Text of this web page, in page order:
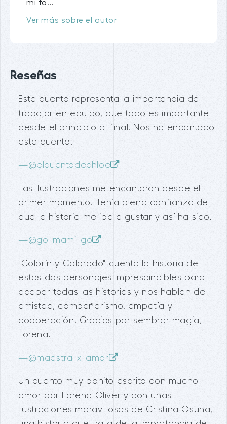
mi fo...
Ver más sobre el autor
Reseñas
Este cuento representa la importancia de
trabajar en equipo, que todo es importante
desde el principio al final. Nos ha encantado
este cuento.
—@elcuentodechloe
Las ilustraciones me encantaron desde el
primer momento. Tenía plena confianza de
que la historia me iba a gustar y así ha sido.
—@go_mami_go
"Colorín y Colorado" cuenta la historia de
estos dos personajes imprescindibles para
acabar todas las historias y nos hablan de
amistad, compañerismo, empatía y
cooperación. Gracias por sembrar magia,
Lorena.
—@maestra_x_amor
Un cuento muy bonito escrito con mucho
amor por Lorena Oliver y con unas
ilustraciones maravillosas de Cristina Osuna,